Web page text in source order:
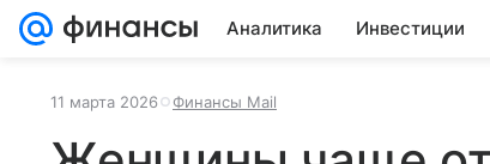
Аналитика Инвестиции
11 марта 2026 Финансы Mail